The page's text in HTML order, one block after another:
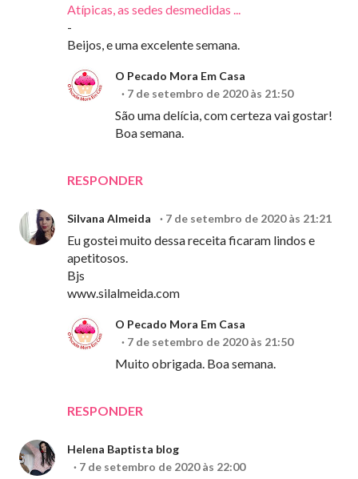
Atípicas, as sedes desmedidas ...
-
Beijos, e uma excelente semana.
RESPONDER
O Pecado Mora Em Casa
7 de setembro de 2020 às 21:50
São uma delícia, com certeza vai gostar!
Boa semana.
Silvana Almeida 7 de setembro de 2020 às 21:21
Eu gostei muito dessa receita ficaram lindos e
apetitosos.
Bjs
www.silalmeida.com
RESPONDER
O Pecado Mora Em Casa
7 de setembro de 2020 às 21:50
Muito obrigada. Boa semana.
Helena Baptista blog
7 de setembro de 2020 às 22:00